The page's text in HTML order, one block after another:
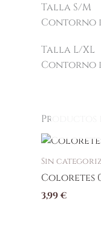
Talla S/M
Contorno
Talla L/XL
Contorno
Productos
Sin
Coloretes
3,99€